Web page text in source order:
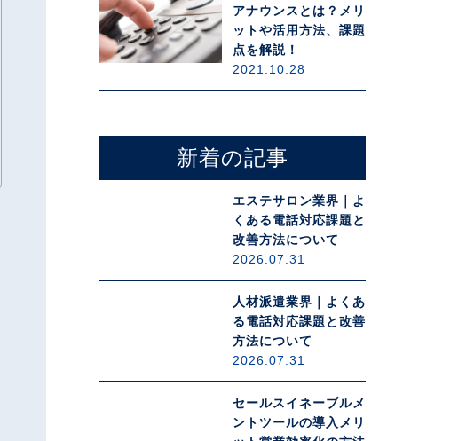
アナウンスとは？メリ
ットや活用方法、課題
点を解説！
2021.10.28
新着の記事
エステサロン業界｜よ
くある電話対応課題と
改善方法について
2026.07.31
人材派遣業界｜よくあ
る電話対応課題と改善
方法について
2026.07.31
セールスイネーブルメ
ントツールの導入メリ